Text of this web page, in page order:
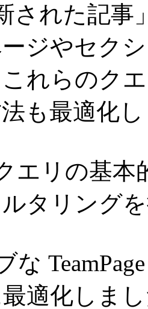
された記
ジやセク
れらのク
も最適化
エリの基
タリング
な
適化しま